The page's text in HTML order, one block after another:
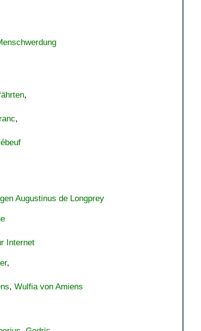
,
,
Augustinus de Longprey
Internet
,
, Wulfia von Amiens